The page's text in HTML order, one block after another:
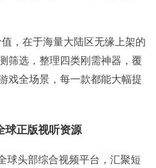
，在于海量大陆区无缘上架的
筛选，整理四类刚需神器，覆
戏全场景，每一款都能大幅提
球正版视听资源
球头部综合视频平台，汇聚短